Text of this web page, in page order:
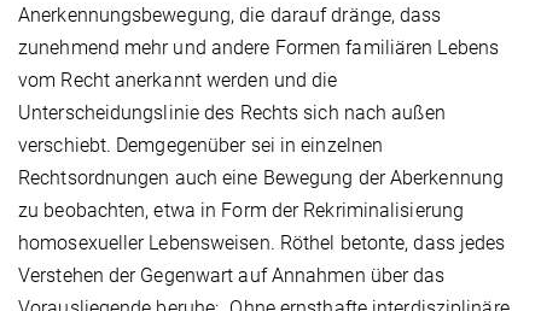
Anerkennungsbewegung, die darauf dränge, dass
zunehmend mehr und andere Formen familiären Lebens
vom Recht anerkannt werden und die
Unterscheidungslinie des Rechts sich nach außen
verschiebt. Demgegenüber sei in einzelnen
Rechtsordnungen auch eine Bewegung der Aberkennung
zu beobachten, etwa in Form der Rekriminalisierung
homosexueller Lebensweisen. Röthel betonte, dass jedes
Verstehen der Gegenwart auf Annahmen über das